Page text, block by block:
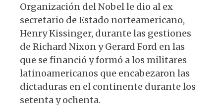
Organización del Nobel le dio al ex
secretario de Estado norteamericano,
Henry Kissinger, durante las gestiones
de Richard Nixon y Gerard Ford en las
que se financió y formó a los militares
latinoamericanos que encabezaron las
dictaduras en el continente durante los
setenta y ochenta.